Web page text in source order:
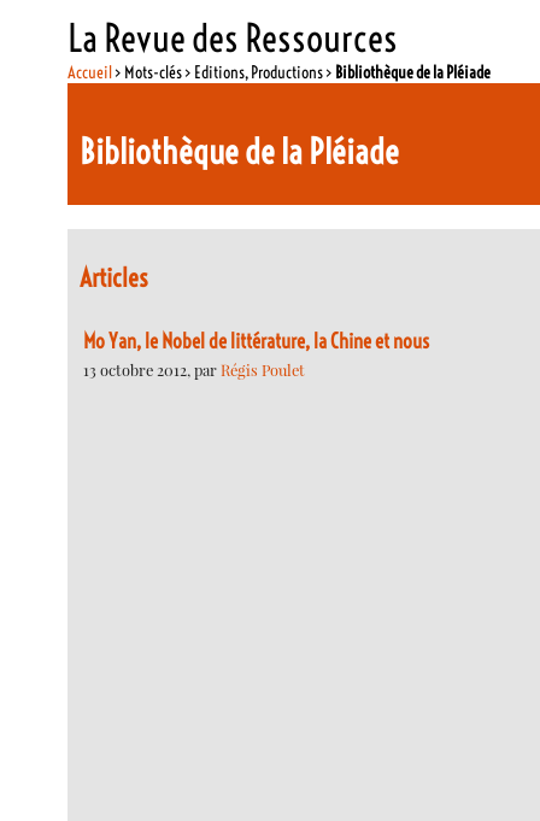
La Revue des Ressources
Accueil> Mots-clés > Editions, Productions > Bibliothèque de la Pléiade
Bibliothèque de la Pléiade
Articles
Mo Yan, le Nobel de littérature, la Chine et nous
13 octobre 2012, parRégis Poulet